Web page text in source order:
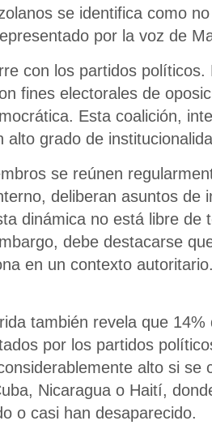
se identifica como
por la voz de
con los partidos políticos.
fines electorales de
Esta coalición,
alto grado de
se reúnen
deliberan asuntos de
dinámica no está libre de
debe destacarse
en un contexto
también revela que
por los partidos
alto si se
Nicaragua o Haití,
o casi han desaparecido.